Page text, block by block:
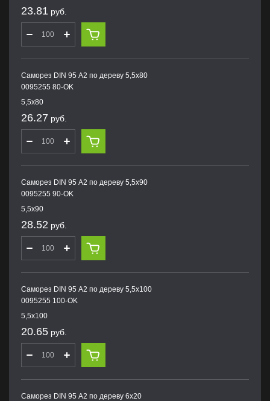
23.81 руб.
Саморез DIN 95 А2 по дереву 5,5х80
0095255 80-OK
5,5х80
26.27 руб.
Саморез DIN 95 А2 по дереву 5,5х90
0095255 90-OK
5,5х90
28.52 руб.
Саморез DIN 95 А2 по дереву 5,5х100
0095255 100-OK
5,5х100
20.65 руб.
Саморез DIN 95 А2 по дереву 6х20